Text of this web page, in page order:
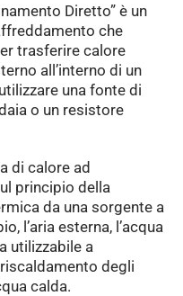
Diretto” è un
che
trasferire calore
all’interno di un
una fonte di
o un resistore
di calore ad
principio della
da una sorgente a
l’aria esterna, l’acqua
utilizzabile a
degli
calda.